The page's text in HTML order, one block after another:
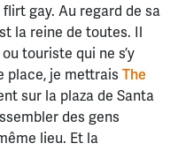
gay. Au regard de sa
la reine de toutes. Il
touriste qui ne s’y
place, je mettrais The
sur la plaza de Santa
des gens
lieu. Et la